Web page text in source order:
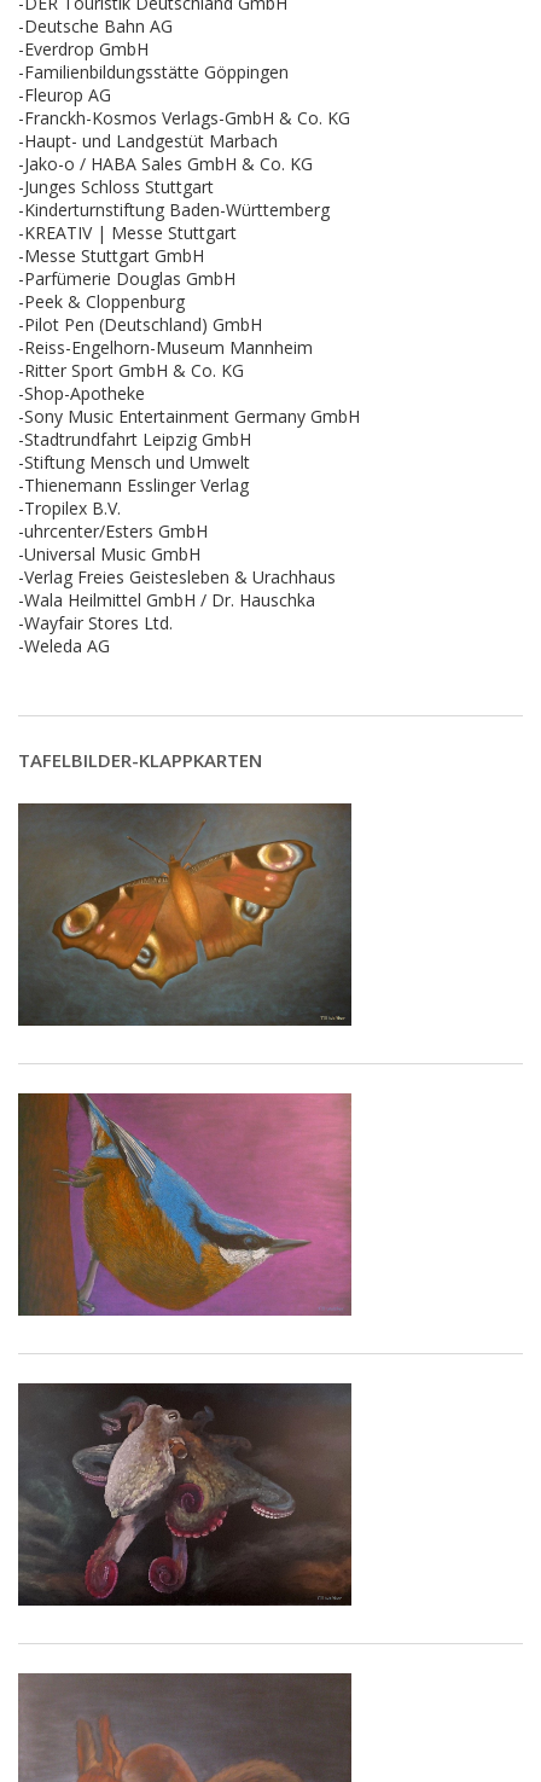
-Deutsche Bahn AG
-Everdrop GmbH
-Familienbildungsstätte Göppingen
-Fleurop AG
-Franckh-Kosmos Verlags-GmbH & Co. KG
-Haupt- und Landgestüt Marbach
-Jako-o / HABA Sales GmbH & Co. KG
-Junges Schloss Stuttgart
-Kinderturnstiftung Baden-Württemberg
-KREATIV | Messe Stuttgart
-Messe Stuttgart GmbH
-Parfümerie Douglas GmbH
-Peek & Cloppenburg
-Pilot Pen (Deutschland) GmbH
-Reiss-Engelhorn-Museum Mannheim
-Ritter Sport GmbH & Co. KG
-Shop-Apotheke
-Sony Music Entertainment Germany GmbH
-Stadtrundfahrt Leipzig GmbH
-Stiftung Mensch und Umwelt
-Thienemann Esslinger Verlag
-Tropilex B.V.
-uhrcenter/Esters GmbH
-Universal Music GmbH
-Verlag Freies Geistesleben & Urachhaus
-Wala Heilmittel GmbH / Dr. Hauschka
-Wayfair Stores Ltd.
-Weleda AG
TAFELBILDER-KLAPPKARTEN